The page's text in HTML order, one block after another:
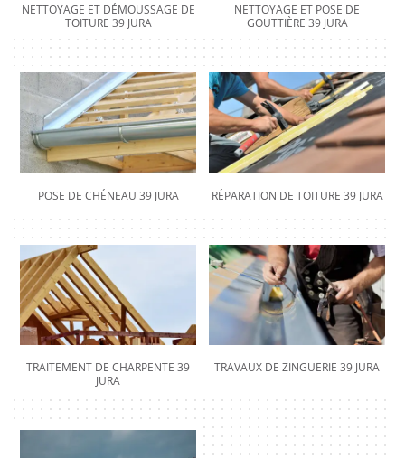
NETTOYAGE ET DÉMOUSSAGE DE
TOITURE 39 JURA
NETTOYAGE ET POSE DE
GOUTTIÈRE 39 JURA
POSE DE CHÉNEAU 39 JURA RÉPARATION DE TOITURE 39 JURA
TRAITEMENT DE CHARPENTE 39
JURA
TRAVAUX DE ZINGUERIE 39 JURA